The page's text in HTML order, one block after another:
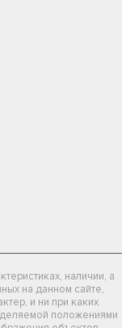
наличии, а
на данном сайте,
и ни при каких
положениями